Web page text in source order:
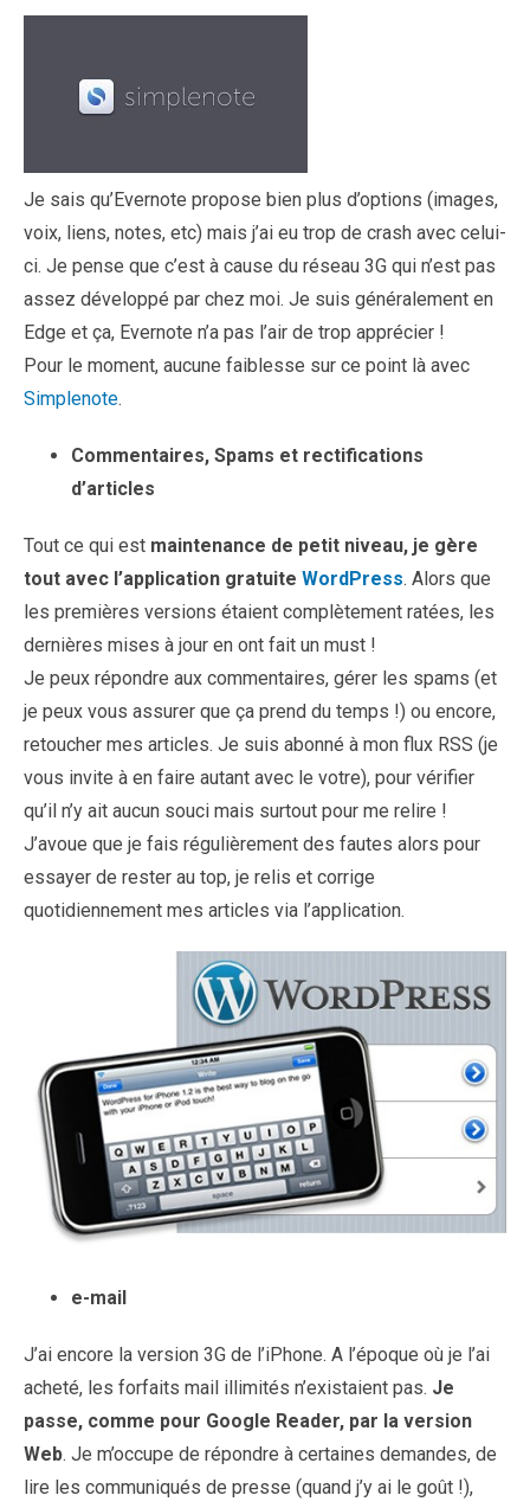
Je sais qu’Evernote propose bien plus d’options (images,
voix, liens, notes, etc) mais j’ai eu trop de crash avec celui-
ci. Je pense que c’est à cause du réseau 3G qui n’est pas
assez développé par chez moi. Je suis généralement en
Edge et ça, Evernote n’a pas l’air de trop apprécier !
Pour le moment, aucune faiblesse sur ce point là avec
Simplenote.
Commentaires, Spams et rectifications
d’articles
Tout ce qui est maintenance de petit niveau, je gère
tout avec l’application gratuite WordPress. Alors que
les premières versions étaient complètement ratées, les
dernières mises à jour en ont fait un must !
Je peux répondre aux commentaires, gérer les spams (et
je peux vous assurer que ça prend du temps !) ou encore,
retoucher mes articles. Je suis abonné à mon flux RSS (je
vous invite à en faire autant avec le votre), pour vérifier
qu’il n’y ait aucun souci mais surtout pour me relire !
J’avoue que je fais régulièrement des fautes alors pour
essayer de rester au top, je relis et corrige
quotidiennement mes articles via l’application.
e-mail
J’ai encore la version 3G de l’iPhone. A l’époque où je l’ai
acheté, les forfaits mail illimités n’existaient pas. Je
passe, comme pour Google Reader, par la version
Web. Je m’occupe de répondre à certaines demandes, de
lire les communiqués de presse (quand j’y ai le goût !),